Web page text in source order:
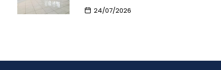
24/07/2026